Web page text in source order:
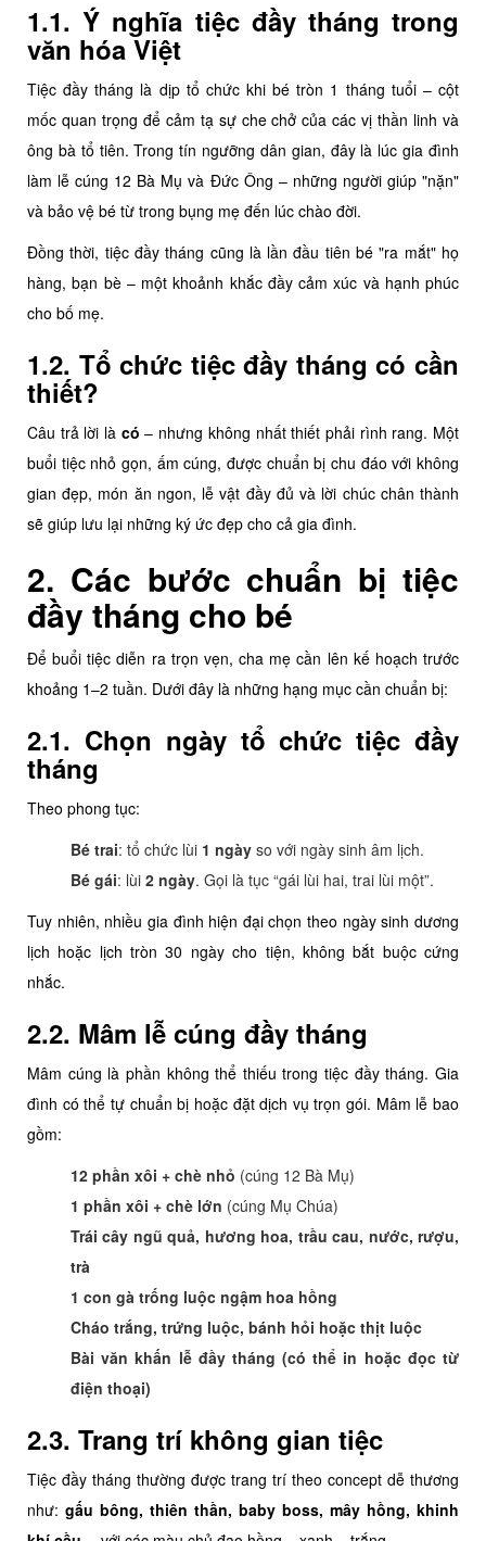
1.1. Ý nghĩa tiệc đầy tháng trong
văn hóa Việt
Tiệc đầy tháng là dịp tổ chức khi bé tròn 1 tháng tuổi – cột
mốc quan trọng để cảm tạ sự che chở của các vị thần linh và
ông bà tổ tiên. Trong tín ngưỡng dân gian, đây là lúc gia đình
làm lễ cúng 12 Bà Mụ và Đức Ông – những người giúp "nặn"
và bảo vệ bé từ trong bụng mẹ đến lúc chào đời.
Đồng thời, tiệc đầy tháng cũng là lần đầu tiên bé "ra mắt" họ
hàng, bạn bè – một khoảnh khắc đầy cảm xúc và hạnh phúc
cho bố mẹ.
1.2. Tổ chức tiệc đầy tháng có cần
thiết?
Câu trả lời là có – nhưng không nhất thiết phải rình rang. Một
buổi tiệc nhỏ gọn, ấm cúng, được chuẩn bị chu đáo với không
gian đẹp, món ăn ngon, lễ vật đầy đủ và lời chúc chân thành
sẽ giúp lưu lại những ký ức đẹp cho cả gia đình.
2. Các bước chuẩn bị tiệc
đầy tháng cho bé
Để buổi tiệc diễn ra trọn vẹn, cha mẹ cần lên kế hoạch trước
khoảng 1–2 tuần. Dưới đây là những hạng mục cần chuẩn bị:
2.1. Chọn ngày tổ chức tiệc đầy
tháng
Theo phong tục:
Bé trai: tổ chức lùi 1 ngày so với ngày sinh âm lịch.
Bé gái: lùi 2 ngày. Gọi là tục “gái lùi hai, trai lùi một”.
Tuy nhiên, nhiều gia đình hiện đại chọn theo ngày sinh dương
lịch hoặc lịch tròn 30 ngày cho tiện, không bắt buộc cứng
nhắc.
2.2. Mâm lễ cúng đầy tháng
Mâm cúng là phần không thể thiếu trong tiệc đầy tháng. Gia
đình có thể tự chuẩn bị hoặc đặt dịch vụ trọn gói. Mâm lễ bao
gồm:
12 phần xôi + chè nhỏ (cúng 12 Bà Mụ)
1 phần xôi + chè lớn (cúng Mụ Chúa)
Trái cây ngũ quả, hương hoa, trầu cau, nước, rượu,
trà
1 con gà trống luộc ngậm hoa hồng
Cháo trắng, trứng luộc, bánh hỏi hoặc thịt luộc
Bài văn khấn lễ đầy tháng (có thể in hoặc đọc từ
điện thoại)
2.3. Trang trí không gian tiệc
Tiệc đầy tháng thường được trang trí theo concept dễ thương
như: gấu bông, thiên thần, baby boss, mây hồng, khinh